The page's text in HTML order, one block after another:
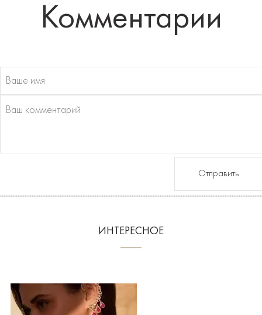
Комментарии
Отправить
ИНТЕРЕСНОЕ